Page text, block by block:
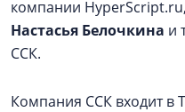
компании
Настасья Белочкина и
ССК.
Компания ССК входит в